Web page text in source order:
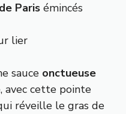
Paris émincés
lier
sauce onctueuse
avec cette pointe
réveille le gras de